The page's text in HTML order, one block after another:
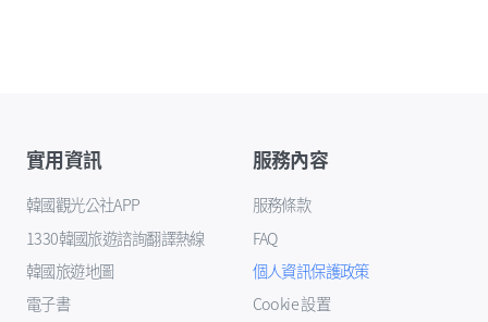
實用資訊
韓國觀光公社APP
1330韓國旅遊諮詢翻譯熱線
韓國旅遊地圖
電子書
服務內容
服務條款
FAQ
個人資訊保護政策
Cookie 設置